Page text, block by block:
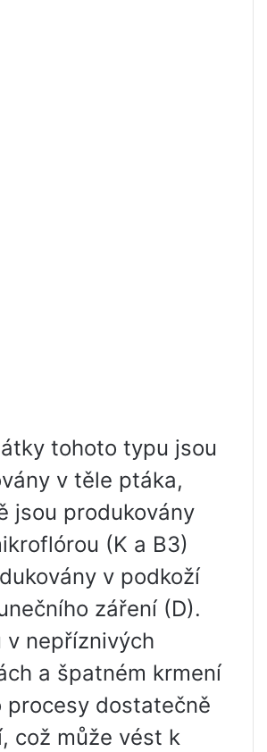
tohoto typu jsou
v těle ptáka,
jsou produkovány
(K a B3)
v podkoží
záření (D).
v nepříznivých
a špatném krmení
procesy dostatečně
což může vést k